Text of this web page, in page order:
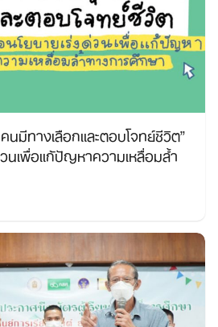
มีทางเลือกและตอบโจทย์ชีวิต”
นเพื่อแก้ปัญหาความเหลื่อมล้ำ